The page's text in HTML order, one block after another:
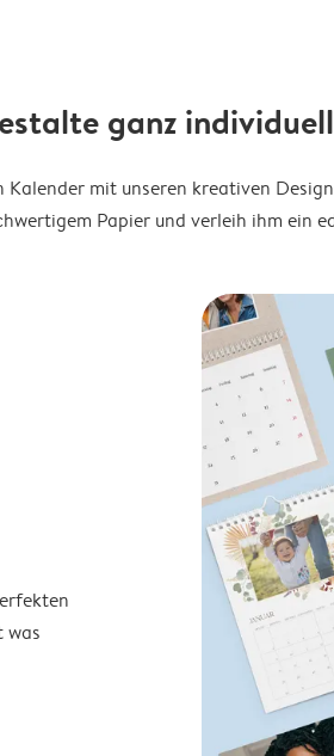
ganz individuell
Kalender mit unseren kreativen
Papier und verleih ihm ein
was